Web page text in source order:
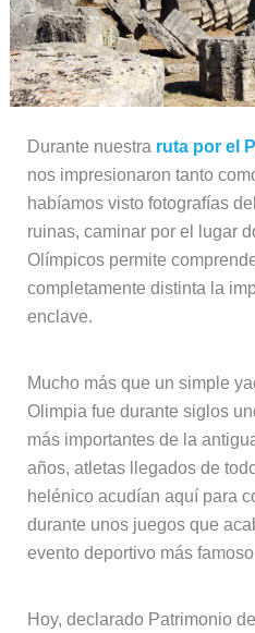
Durante nuestra ruta por el
nos impresionaron tanto
habíamos visto fotografías
ruinas, caminar por el lugar
Olímpicos permite
completamente distinta la
enclave.
Mucho más que un simple
Olimpia fue durante siglos
más importantes de la
años, atletas llegados de
helénico acudían aquí para
durante unos juegos que
evento deportivo más
Hoy, declarado Patrimonio